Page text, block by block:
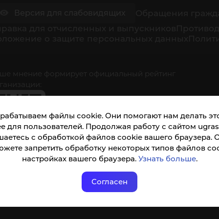
файлы cookie. Они помогают нам делать
для пользователей. Продолжая работу с сайтом
с обработкой файлов cookie вашего браузера.
запретить обработку некоторых типов файлов
настройках вашего браузера. Узнать больше.
Согласен
мнение формирует официальный рейтинг
доступна по QR-коду, а так же по прямой